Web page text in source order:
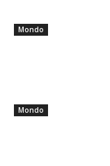
Mondo
Mondo